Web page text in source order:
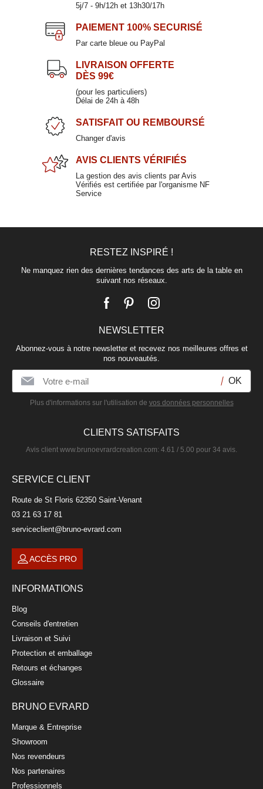
5j/7 - 9h/12h et 13h30/17h
PAIEMENT 100% SECURISÉ
Par carte bleue ou PayPal
LIVRAISON OFFERTE
DÈS 99€
(pour les particuliers)
Délai de 24h à 48h
SATISFAIT OU REMBOURSÉ
Changer d'avis
AVIS CLIENTS VÉRIFIÉS
La gestion des avis clients par Avis
Vérifiés est certifiée par l'organisme NF
Service
RESTEZ INSPIRÉ !
Ne manquez rien des dernières tendances des arts de la table en
suivant nos réseaux.
NEWSLETTER
Abonnez-vous à notre newsletter et recevez nos meilleures offres et
nos nouveautés.
Plus d'informations sur l'utilisation de vos données personnelles
CLIENTS SATISFAITS
Avis client www.brunoevrardcreation.com: 4.61 / 5.00 pour 34 avis.
SERVICE CLIENT
Route de St Floris 62350 Saint-Venant
03 21 63 17 81
serviceclient@bruno-evrard.com
ACCÈS PRO
INFORMATIONS
Blog
Conseils d'entretien
Livraison et Suivi
Protection et emballage
Retours et échanges
Glossaire
BRUNO EVRARD
Marque & Entreprise
Showroom
Nos revendeurs
Nos partenaires
Professionnels